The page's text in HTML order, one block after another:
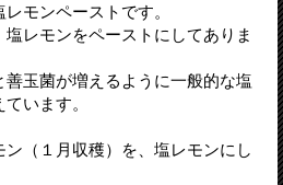
モンペーストです。
レモンをペーストにしてありま
玉菌が増えるように一般的な塩
います。
（１月収穫）を、塩レモンにし